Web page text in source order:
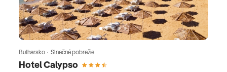
Hotel Calypso
Bulharsko · Slnečné pobrežie